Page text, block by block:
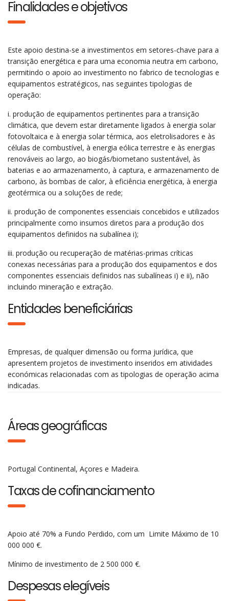
Finalidades e objetivos
Este apoio destina-se a investimentos em setores-chave para a
transição energética e para uma economia neutra em carbono,
permitindo o apoio ao investimento no fabrico de tecnologias e
equipamentos estratégicos, nas seguintes tipologias de
operação:
i. produção de equipamentos pertinentes para a transição
climática, que devem estar diretamente ligados à energia solar
fotovoltaica e à energia solar térmica, aos eletrolisadores e às
células de combustível, à energia eólica terrestre e às energias
renováveis ao largo, ao biogás/biometano sustentável, às
baterias e ao armazenamento, à captura, e armazenamento de
carbono, às bombas de calor, à eficiência energética, à energia
geotérmica ou a soluções de rede;
ii. produção de componentes essenciais concebidos e utilizados
principalmente como insumos diretos para a produção dos
equipamentos definidos na subalínea i);
iii. produção ou recuperação de matérias-primas críticas
conexas necessárias para a produção dos equipamentos e dos
componentes essenciais definidos nas subalíneas i) e ii), não
incluindo mineração e extração.
Entidades beneficiárias
Empresas, de qualquer dimensão ou forma jurídica, que
apresentem projetos de investimento inseridos em atividades
económicas relacionadas com as tipologias de operação acima
indicadas.
Áreas geográficas
Portugal Continental, Açores e Madeira.
Taxas de cofinanciamento
Apoio até 70% a Fundo Perdido, com um Limite Máximo de 10
000 000 €.
Mínimo de investimento de 2 500 000 €.
Despesas elegíveis